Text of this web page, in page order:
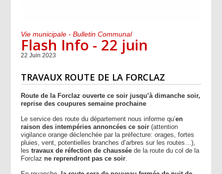
Vie municipale - Bulletin Communal
Flash Info - 22 juin
22 Juin 2023
TRAVAUX ROUTE DE LA FORCLAZ
Route de la Forclaz ouverte ce soir jusqu’à dimanche soir,
reprise des coupures semaine prochaine
Le service des route du département nous informe qu’en
raison des intempéries annoncées ce soir(attention
vigilance orange déclenchée par la préfecture: orages, fortes
pluies, vent, potentielles branches d’arbres sur les routes…),
lestravaux de réfection de chaussée de la route du col de la
Forclazne reprendront pas ce soir.